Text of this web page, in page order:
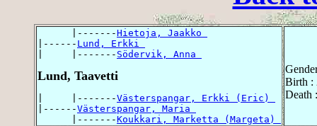
      |-------
Hietoja, Jaakko
|------ Lund, Erkki
|     |------- Södervik, Anna
Lund, Taavetti
|     |-------Västerspangar, Erkki (Eric)
|------Västerspangar, Maria
      |-------
Koukkari, Marketta (Margeta)
Birth :
Death